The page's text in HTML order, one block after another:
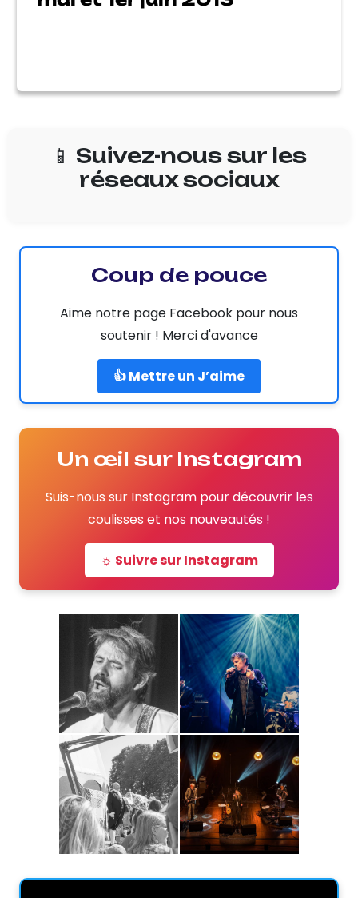
📱 Suivez-nous sur les
réseaux sociaux
Coup de pouce
Aime notre page Facebook pour nous
soutenir ! Merci d'avance
👍 Mettre un J’aime
Un œil sur Instagram
Suis-nous sur Instagram pour découvrir les
coulisses et nos nouveautés !
☼ Suivre sur Instagram